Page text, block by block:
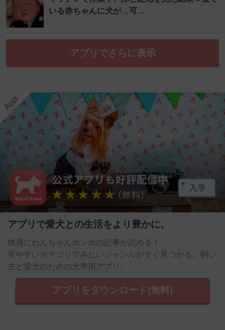
いる赤ちゃんに犬が…可…
アプリでさらに表示
アプリで愛犬との生活をより豊かに。
快適にわんちゃんホンポの記事が読める！
見やすいカテゴリでみたいジャンルがすぐ見つかる。飼い
主と愛犬のための犬専用アプリ。
アプリをダウンロード(無料)